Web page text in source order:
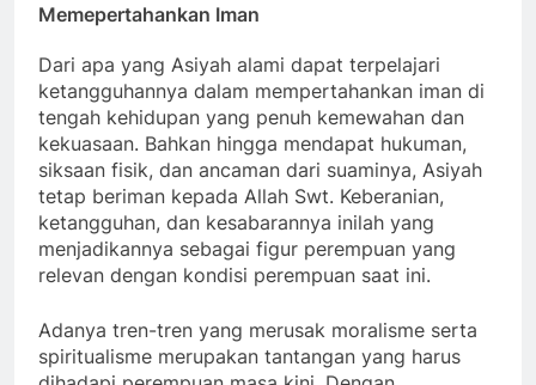
Memepertahankan Iman
Dari apa yang Asiyah alami dapat terpelajari
ketangguhannya dalam mempertahankan iman di
tengah kehidupan yang penuh kemewahan dan
kekuasaan. Bahkan hingga mendapat hukuman,
siksaan fisik, dan ancaman dari suaminya, Asiyah
tetap beriman kepada Allah Swt. Keberanian,
ketangguhan, dan kesabarannya inilah yang
menjadikannya sebagai figur perempuan yang
relevan dengan kondisi perempuan saat ini.
Adanya tren-tren yang merusak moralisme serta
spiritualisme merupakan tantangan yang harus